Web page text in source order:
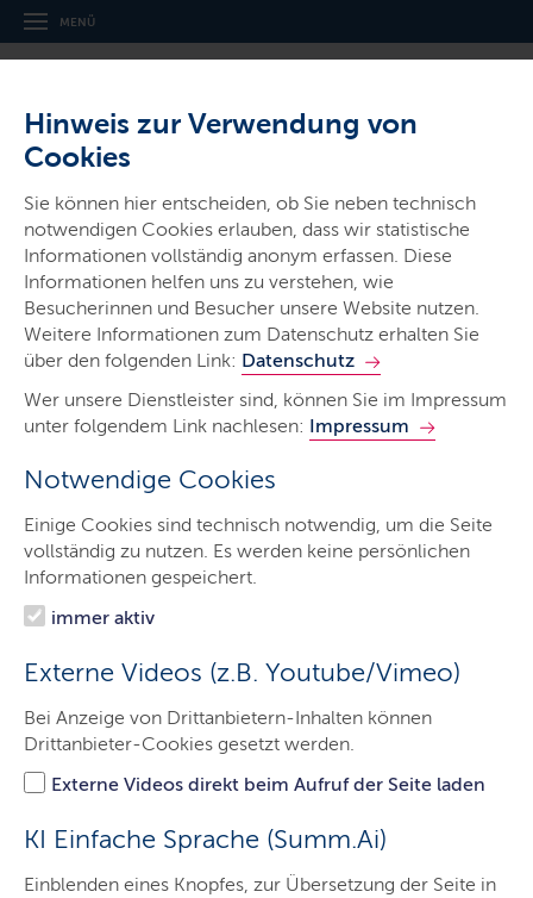
Hinweis zur Verwendung von
Cookies
Sie können hier entscheiden, ob Sie neben technisch
notwendigen Cookies erlauben, dass wir statistische
Informationen vollständig anonym erfassen. Diese
Informationen helfen uns zu verstehen, wie
Besucherinnen und Besucher unsere Website nutzen.
Weitere Informationen zum Datenschutz erhalten Sie
über den folgenden Link: Datenschutz
Wer unsere Dienstleister sind, können Sie im Impressum
unter folgendem Link nachlesen: Impressum
Notwendige Cookies
Einige Cookies sind technisch notwendig, um die Seite
vollständig zu nutzen. Es werden keine persönlichen
Informationen gespeichert.
immer aktiv
Externe Videos (z.B. Youtube/Vimeo)
Bei Anzeige von Drittanbietern-Inhalten können
Drittanbieter-Cookies gesetzt werden.
Externe Videos direkt beim Aufruf der Seite laden
KI Einfache Sprache (Summ.Ai)
Einblenden eines Knopfes, zur Übersetzung der Seite in
MENÜ
Ministerium für Justiz und
Gesundheit
Ministerien & Behörden
Start
Ministerin
Ministerium
Justiz
Gesundheit
Themen
Kontakt